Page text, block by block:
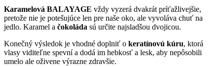
Karamelová BALAYAGE vždy vyzerá dvakrát príťažlivejšie,
pretože nie je potešujúce len pre naše oko, ale vyvoláva chuť na
jedlo. Karamel a čokoláda sú určite najsladšou dvojicou.
Konečný výsledok je vhodné doplniť o keratínovú kúru, ktorá
vlasy viditeľne spevní a dodá im hebkosť a lesk, aby nepôsobili
umelo ale oživene výrazne zdravšie.